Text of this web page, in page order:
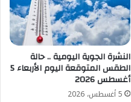
النشرة الجوية اليومية .. حالة
الطقس المتوقعة اليوم الأربعاء 5
أغسطس 2026
5 أغسطس، 2026